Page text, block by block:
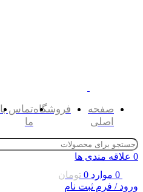
صفحه
اصلی
فروشگاهتماس با
ما
0 علاقه مندی ها
0 موارد 0 تومان
ورود / فرم ثبت نام